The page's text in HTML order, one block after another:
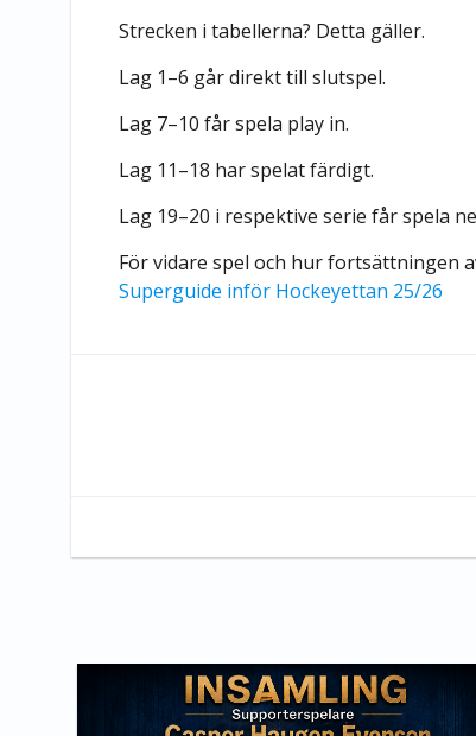
Strecken i tabellerna? Detta gäller.
Lag 1–6 går direkt till slutspel.
Lag 7–10 får spela play in.
Lag 11–18 har spelat färdigt.
Lag 19–20 i respektive serie får spela
För vidare spel och hur fortsättningen
Superguide inför Hockeyettan 25/26